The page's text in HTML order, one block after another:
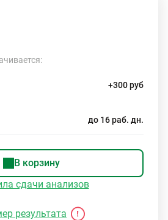
+300 руб
до 16 раб. дн.
В корзину
сдачи анализов
результата